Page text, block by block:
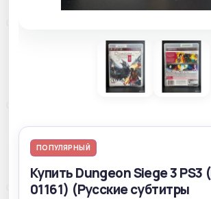
ПОПУЛЯРНЫЙ
Купить Dungeon Siege 3 PS3
01161) (Русские субтитры